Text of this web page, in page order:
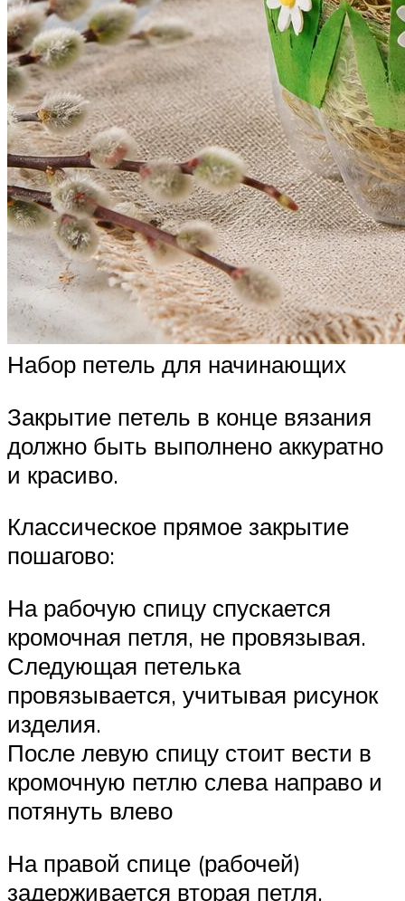
Набор петель для начинающих
Закрытие петель в конце вязания
должно быть выполнено аккуратно
и красиво.
Классическое прямое закрытие
пошагово:
На рабочую спицу спускается
кромочная петля, не провязывая.
Следующая петелька
провязывается, учитывая рисунок
изделия.
После левую спицу стоит вести в
кромочную петлю слева направо и
потянуть влево
На правой спице (рабочей)
задерживается вторая петля,